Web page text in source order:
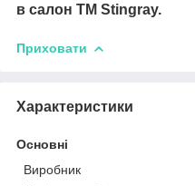
в салон TM Stingray.
Приховати
Характеристики
Основні
Виробник